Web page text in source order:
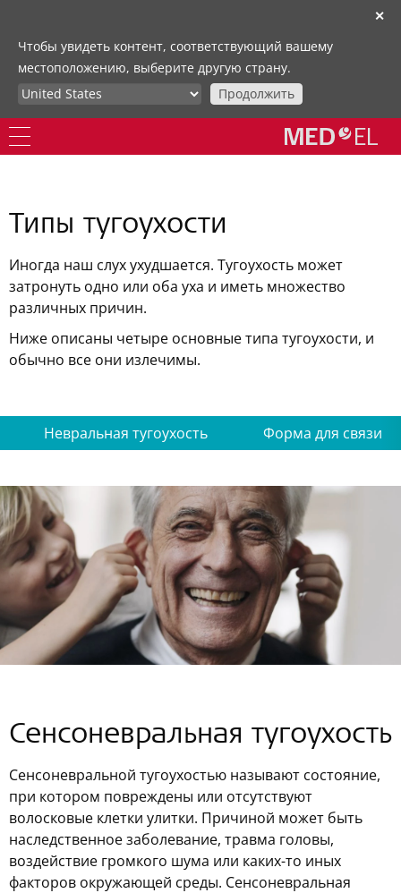
✕
Чтобы увидеть контент, соответствующий вашему
местоположению, выберите другую страну.
Продолжить
Типы тугоухости
Иногда наш слух ухудшается. Тугоухость может
затронуть одно или оба уха и иметь множество
различных причин.
Ниже описаны четыре основные типа тугоухости, и
обычно все они излечимы.
Невральная тугоухость Форма для связи
Сенсоневральная тугоухость
Сенсоневральной тугоухостью называют состояние,
при котором повреждены или отсутствуют
волосковые клетки улитки. Причиной может быть
наследственное заболевание, травма головы,
воздействие громкого шума или каких-то иных
факторов окружающей среды. Сенсоневральная